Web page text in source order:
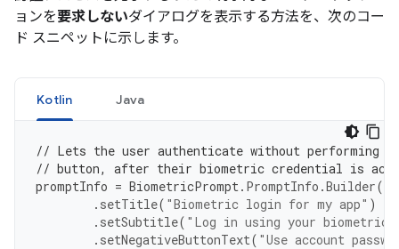
ョンを要求しないダイアログを表示する方法を、次のコー
ド スニペットに示します。
Kotlin Java
// Lets the user authenticate without performing
// button, after their biometric credential is
promptInfo = BiometricPrompt. PromptInfo .Builder()
. setTitle( "Biometric login for my app" )
. setSubtitle( "Log in using your biometric
. setNegativeButtonText( "Use account